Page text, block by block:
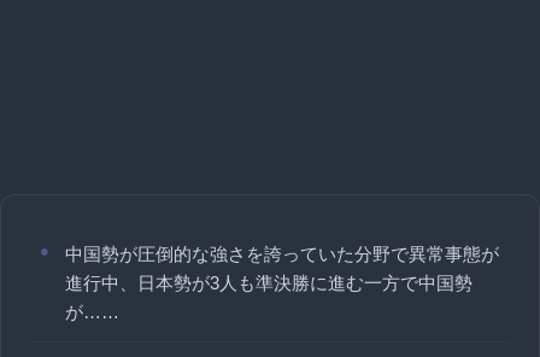
中国勢が圧倒的な強さを誇っていた分野で異常事態が
進行中、日本勢が3人も準決勝に進む一方で中国勢
が……